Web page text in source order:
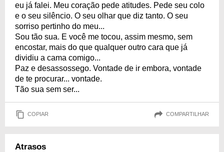
eu já falei. Meu coração pede atitudes. Pede seu colo
e o seu silêncio. O seu olhar que diz tanto. O seu
sorriso pertinho do meu...
Sou tão sua. E você me tocou, assim mesmo, sem
encostar, mais do que qualquer outro cara que já
dividiu a cama comigo...
Paz e desassossego. Vontade de ir embora, vontade
de te procurar... vontade.
Tão sua sem ser...
COPIAR COMPARTILHAR
Atrasos